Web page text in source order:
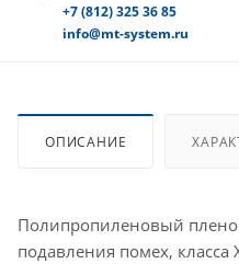
+7 (812) 325 36 85
info@mt-system.ru
ОПИСАНИЕ
Полипропиленовый
подавления помех, класса